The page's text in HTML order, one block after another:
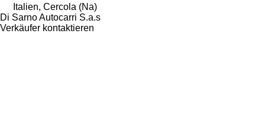
Italien, Cercola (Na)
Di Sarno Autocarri S.a.s
Verkäufer kontaktieren